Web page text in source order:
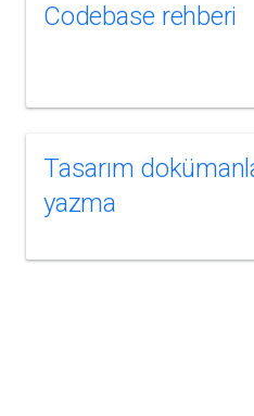
Codebase rehberi
Tasarım
yazma